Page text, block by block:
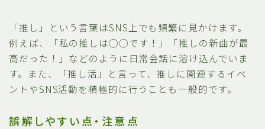
「推し」という言葉はSNS上でも頻繁に見かけます。
例えば、「私の推しは◯◯です！」「推しの新曲が最
高だった！」などのように日常会話に溶け込んでいま
す。また、「推し活」と言って、推しに関連するイベ
ントやSNS活動を積極的に行うことも一般的です。
誤解しやすい点・注意点